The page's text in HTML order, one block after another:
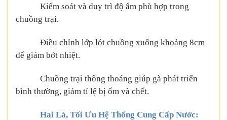
Kiểm soát và duy trì độ ẩm phù hợp trong
chuồng trại.
Điều chỉnh lớp lót chuồng xuống khoảng 8cm
để giảm bớt nhiệt.
Chuồng trại thông thoáng giúp gà phát triển
bình thường, giảm tỉ lệ bị ốm và chết.
Hai Là, Tối Ưu Hệ Thống Cung Cấp Nước: